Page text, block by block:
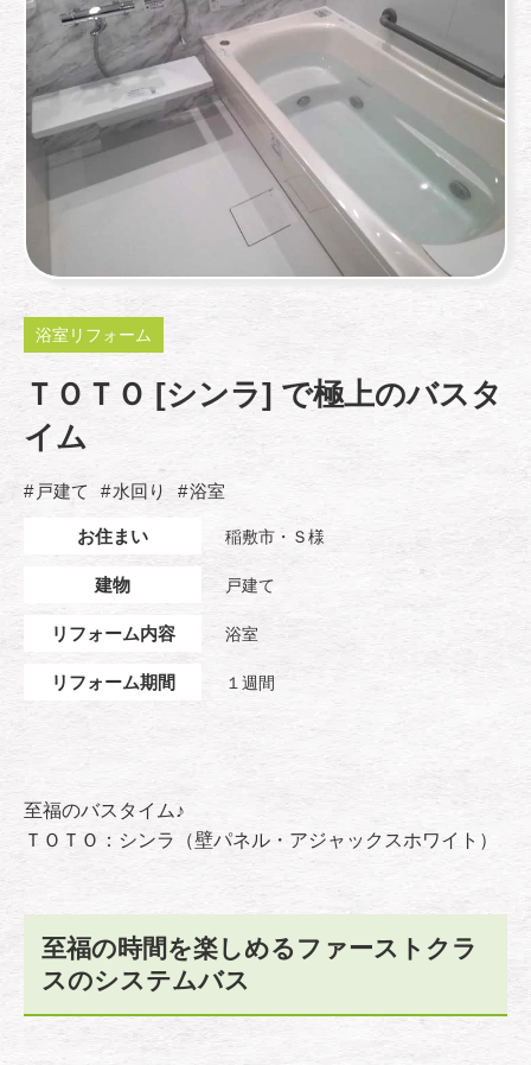
浴室リフォーム
ＴＯＴＯ [シンラ] で極上のバスタ
イム
戸建て 水回り 浴室
お住まい 稲敷市・Ｓ様
建物 戸建て
リフォーム内容 浴室
リフォーム期間 １週間
至福のバスタイム♪
ＴＯＴＯ：シンラ（壁パネル・アジャックスホワイト）
至福の時間を楽しめるファーストクラ
スのシステムバス